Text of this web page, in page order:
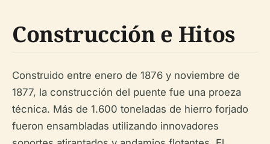
Construcción e Hitos
Construido entre enero de 1876 y noviembre de
1877, la construcción del puente fue una proeza
técnica. Más de 1.600 toneladas de hierro forjado
fueron ensambladas utilizando innovadores